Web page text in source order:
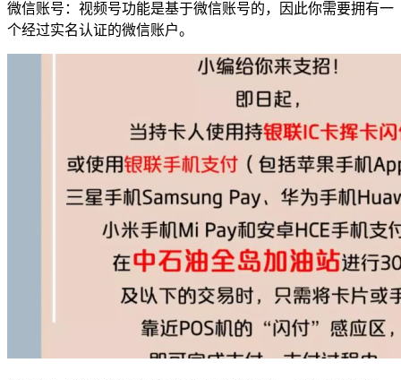
微信账号：视频号功能是基于微信账号的，因此你需要拥有一
个经过实名认证的微信账户。